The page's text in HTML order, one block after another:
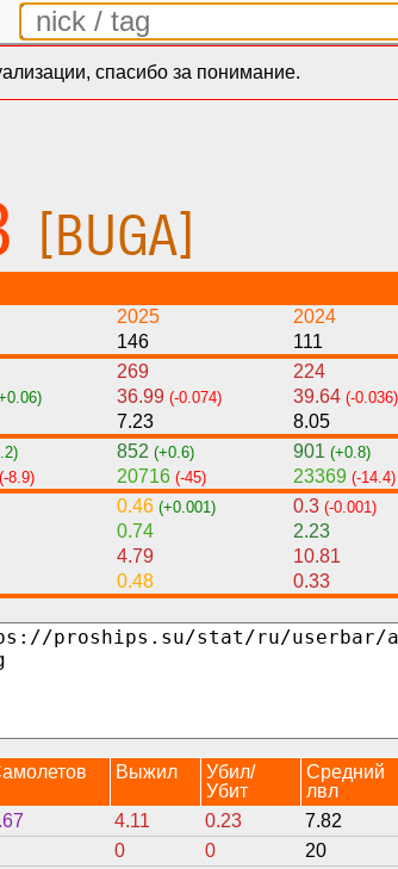
спасибо за понимание.
[BUGA]
2025 2024
146 111
269 224
36.99 (-0.074) 39.64 (-0.036)
7.23 8.05
852 (+0.6) 901 (+0.8)
(-8.9) 20716 (-45) 23369 (-14.4)
0.46 (+0.001) 0.3 (-0.001)
0.74 2.23
4.79 10.81
0.48 0.33
Выжил
Убил/
Убит
Средний
лвл
4.11 0.23 7.82
0 0 20